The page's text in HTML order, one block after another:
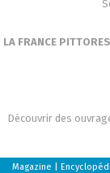
LA FRANCE
Découvrir des
Magazine |